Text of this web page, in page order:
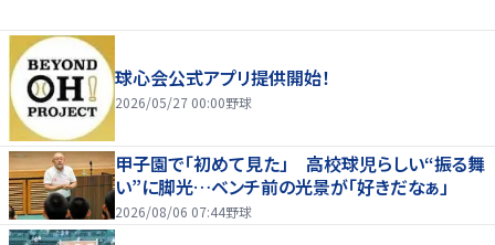
球心会公式アプリ提供開始！
2026/05/27 00:00野球
甲子園で「初めて見た」 高校球児らしい“振る舞
い”に脚光…ベンチ前の光景が「好きだなぁ」
2026/08/06 07:44野球